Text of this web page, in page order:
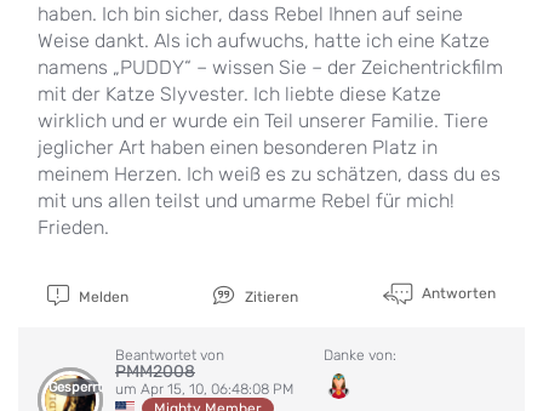
haben. Ich bin sicher, dass Rebel Ihnen auf seine
Weise dankt. Als ich aufwuchs, hatte ich eine Katze
namens „PUDDY“ – wissen Sie – der Zeichentrickfilm
mit der Katze Slyvester. Ich liebte diese Katze
wirklich und er wurde ein Teil unserer Familie. Tiere
jeglicher Art haben einen besonderen Platz in
meinem Herzen. Ich weiß es zu schätzen, dass du es
mit uns allen teilst und umarme Rebel für mich!
Frieden.
Melden Zitieren Antworten
Gesperrt
Beantwortet von
PMM2008
um Apr 15, 10, 06:48:08 PM
Danke von: